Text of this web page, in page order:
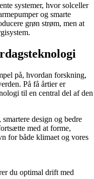
systemer, hvor solceller
og smarte
grøn strøm, men at
på, hvordan forskning,
På få årtier er
til en central del af den
design og bedre
med at forme,
for både klimaet og vores
du optimal drift med